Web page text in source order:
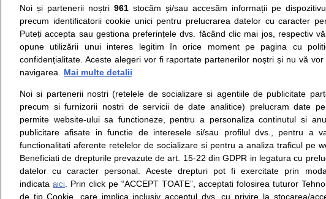
Resurse: Autoevaluare simptome Interpretare analize
Opiniile avizate ale medicilor, sfaturile si orice alte informatii
nici diagnosticul stabilit in urma investigatiilor si analizelor
ii punem la dispozitie pentru programare in sistemul de
Despre noi
Contact
Intrebari frecvente
Consultanti
medicali
Termeni si conditii
Politica de
confidentialitate
Politica de cookie
Modifica Setarile Cookie
ANPC
Info
Noi și partenerii noștri 961stocăm și/sau accesăm informații pe dispozitivul
precum identificatorii cookie unici pentru prelucrarea datelor cu caracter
Puteți accepta sau gestiona preferințele dvs. făcând clic mai jos, respectiv
opune utilizării unui interes legitim în orice moment pe pagina cu
confidențialitate. Aceste alegeri vor fi raportate partenerilor noștri și nu vă vor
navigarea.
Mai multe detalii
Noi si partenerii nostri (retelele de socializare si agentiile de publicitate
precum si furnizorii nostri de servicii de date analitice) prelucram date
permite website-ului sa functioneze, pentru a personaliza continutul si
publicitare afisate in functie de interesele si/sau profilul dvs., pentru a
functionalitati aferente retelelor de socializare si pentru a analiza traficul pe
Beneficiati de drepturile prevazute de art. 15-22 din GDPR in legatura cu
datelor cu caracter personal. Aceste drepturi pot fi exercitate prin
indicata aici. Prin click pe “ACCEPT TOATE”, acceptati folosirea tuturor
de tip Cookie, care implica inclusiv acceptul dvs. cu privire la stocarea/